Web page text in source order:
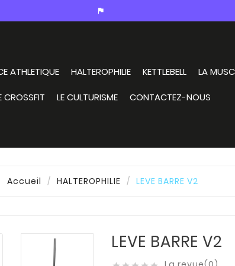
assistant_photo
ATHLETIQUE HALTEROPHILIE KETTLEBELL LA
CROSSFIT LE CULTURISME CONTACTEZ-NOUS
Accueil HALTEROPHILIE LEVE BARRE V2
LEVE BARRE V2